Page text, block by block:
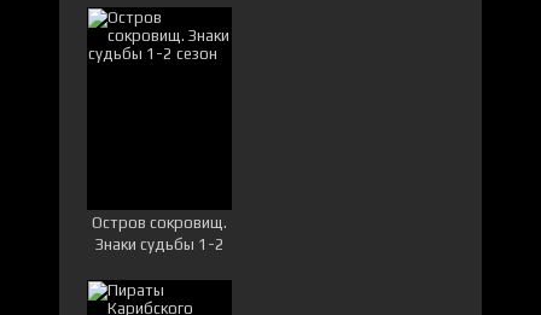
Остров сокровищ.
Знаки судьбы 1-2